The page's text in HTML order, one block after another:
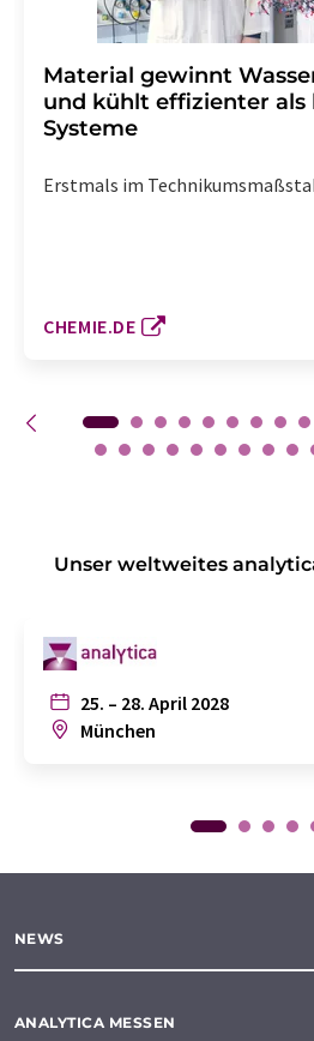
Material gewinnt
und kühlt effizienter als
Systeme
Erstmals im
CHEMIE.DE
Unser weltweites
25. – 28. April 2028
München
NEWS
ANALYTICA MESSEN